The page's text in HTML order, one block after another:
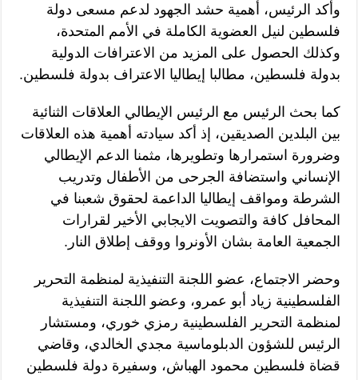
وأكد الرئيس، أهمية حشد الجهود لدعم مسعى دولة
فلسطين لنيل العضوية الكاملة في الأمم المتحدة،
وكذلك الحصول على المزيد من الاعترافات الدولية
بدولة فلسطين، مطالبا إيطاليا الاعتراف بدولة فلسطين.
كما بحث الرئيس مع الرئيس الإيطالي العلاقات الثنائية
بين البلدين الصديقين، إذ أكد سيادته أهمية هذه العلاقات
وضرورة استمرارها وتطويرها، مثمنا الدعم الإيطالي
الإنساني واستضافة الجرحى من الأطفال وتدريب
الشرطة ومواقف إيطاليا الداعمة لحقوق شعبنا في
المحافل كافة والتصويت الايجابي الأخير لقرارات
الجمعية العامة بشان الأونروا ووقف إطلاق النار.
وحضر الاجتماع، عضو اللجنة التنفيذية لمنظمة التحرير
الفلسطينية زياد أبو عمرو، وعضو اللجنة التنفيذية
لمنظمة التحرير الفلسطينية رمزي خوري، ومستشار
الرئيس للشؤون الدبلوماسية مجدي الخالدي، وقاضي
قضاة فلسطين محمود الهباش، وسفيرة دولة فلسطين